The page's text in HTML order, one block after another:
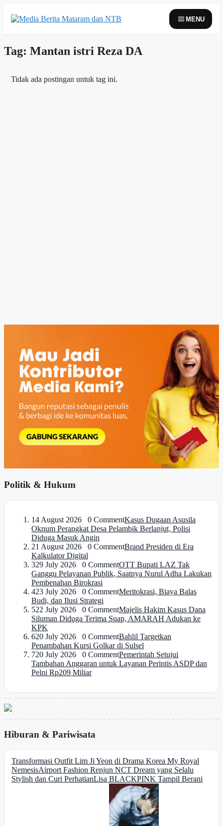
MENU
Tag: Mantan istri Reza DA
Tidak ada postingan untuk tag ini.
Politik & Hukum
14 August 2026 0 CommentKasus Dugaan Asusila
Oknum Perangkat Desa Pelambik Berlanjut, Polisi
Diduga Masuk Angin
21 August 2026 0 CommentBrand Presiden di Era
Kalkulator Digital
329 July 2026 0 CommentOTT Bupati LAZ Tak
Ganggu Pelayanan Publik, Saatnya Nurul Adha Lakukan
Pembenahan Birokrasi
423 July 2026 0 CommentMeritokrasi, Biaya Balas
Budi, dan Ilusi Strategi
522 July 2026 0 CommentMajelis Hakim Kasus Dana
Siluman Diduga Terima Suap, AMARAH Adukan ke
KPK
620 July 2026 0 CommentBahlil Targetkan
Penambahan Kursi Golkar di Sulsel
720 July 2026 0 CommentPemerintah Setujui
Tambahan Anggaran untuk Layanan Perintis ASDP dan
Pelni Rp209 Miliar
Hiburan & Pariwisata
Transformasi Outfit Lim Ji Yeon di Drama Korea My Royal
NemesisAirport Fashion Renjun NCT Dream yang Selalu
Stylish dan Curi PerhatianLisa BLACKPINK Tampil Berani